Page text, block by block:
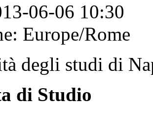
06-06 10:30
Europe/Rome
degli studi di
di Studio